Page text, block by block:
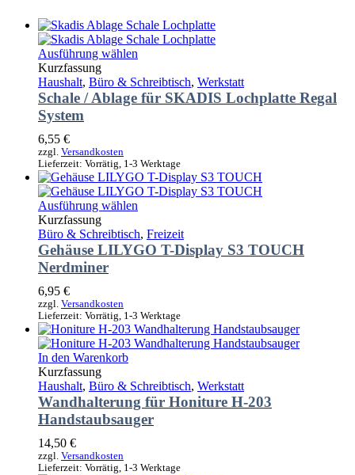
Ausführung wählen
weist
mehrere
können
auf
der
Produktseite
werden
Kurzfassung
Haushalt, Büro & Schreibtisch, Werkstatt
Schale / Ablage für SKADIS Lochplatte Regal
System
6,55 €
zzgl. Versandkosten
Lieferzeit: Vorrätig, 1-3 Werktage
Ausführung wählen
weist
mehrere
können
auf
der
werden
Kurzfassung
Büro & Schreibtisch, Freizeit
Gehäuse LILYGO T-Display S3 TOUCH
Nerdminer
6,95 €
zzgl. Versandkosten
Lieferzeit: Vorrätig, 1-3 Werktage
In den Warenkorb
Kurzfassung
Haushalt, Büro & Schreibtisch, Werkstatt
Wandhalterung für Honiture H-203
Handstaubsauger
14,50 €
zzgl. Versandkosten
Lieferzeit: Vorrätig, 1-3 Werktage